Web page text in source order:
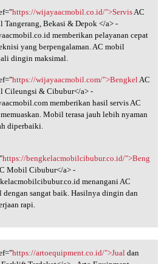
https://wijayaacmobil.co.id/">ServisAC
Tangerang, Bekasi & Depok </a> -
memberikan pelayanan cepat
yang berpengalaman. AC mobil
dingin maksimal.
https://wijayaacmobil.com/">Bengkel AC
Cileungsi & Cibubur</a> -
memberikan hasil servis AC
Mobil terasa jauh lebih nyaman
diperbaiki.
https://bengkelacmobilcibubur.co.id/">Beng
Mobil Cibubur</a> -
menangani AC
dengan sangat baik. Hasilnya dingin dan
rapi.
https://artoequipment.co.id/">Jualdan